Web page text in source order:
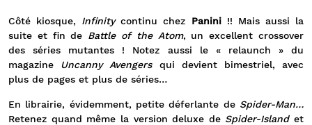
Côté kiosque, Infinitycontinu chez Panini!! Mais aussi la
suite et fin de Battle of the Atom, un excellent crossover
des séries mutantes ! Notez aussi le « relaunch » du
magazine
Uncanny Avengersqui devient bimestriel, avec
plus de pages et plus de séries…
En librairie, évidemment, petite déferlante de Spider-Man…
Retenez quand même la version deluxe de Spider-Islandet